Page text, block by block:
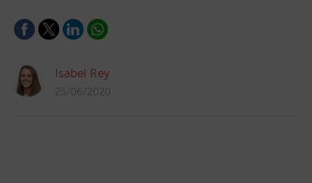
Isabel Rey
25/06/2020